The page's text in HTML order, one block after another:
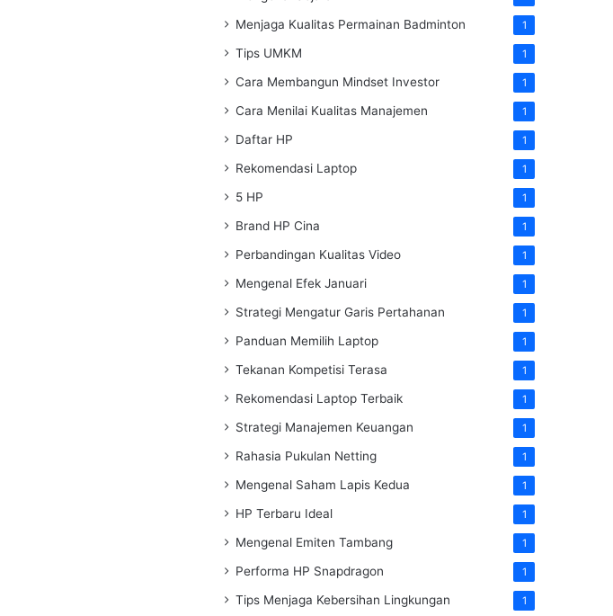
Menjaga Kualitas Permainan Badminton 1
Tips UMKM 1
Cara Membangun Mindset Investor 1
Cara Menilai Kualitas Manajemen 1
Daftar HP 1
Rekomendasi Laptop 1
5 HP 1
Brand HP Cina 1
Perbandingan Kualitas Video 1
Mengenal Efek Januari 1
Strategi Mengatur Garis Pertahanan 1
Panduan Memilih Laptop 1
Tekanan Kompetisi Terasa 1
Rekomendasi Laptop Terbaik 1
Strategi Manajemen Keuangan 1
Rahasia Pukulan Netting 1
Mengenal Saham Lapis Kedua 1
HP Terbaru Ideal 1
Mengenal Emiten Tambang 1
Performa HP Snapdragon 1
Tips Menjaga Kebersihan Lingkungan 1